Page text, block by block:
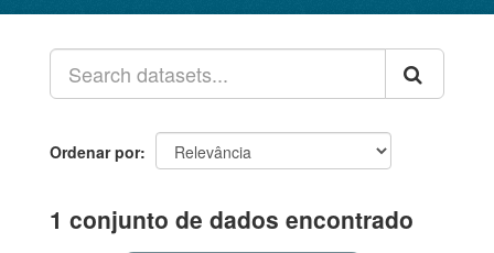
Ordenar por
1 conjunto de dados encontrado